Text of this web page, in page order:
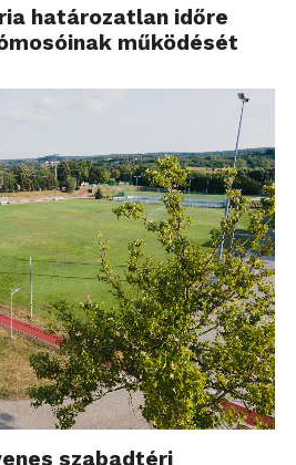
határozatlan időre
működését
szabadtéri